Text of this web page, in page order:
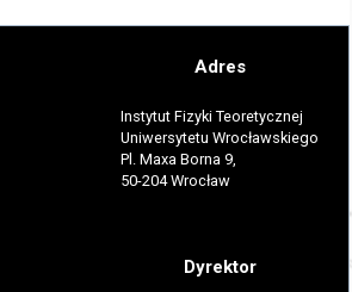
Adres
Instytut Fizyki Teoretycznej
Uniwersytetu Wrocławskiego
Pl. Maxa Borna 9,
50-204 Wrocław
Dyrektor